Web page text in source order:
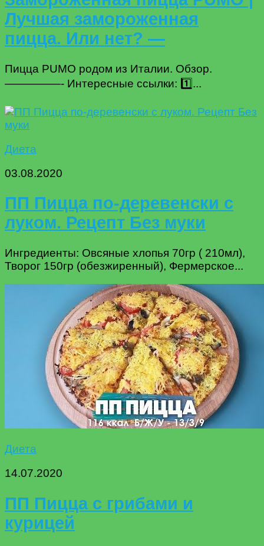
Лучшая замороженная
пицца. Или нет? —
Пицца PUMO родом из Италии. Обзор.
—————- Интересные ссылки: 1️⃣...
Диета
03.08.2020
ПП Пицца по-деревенски с
луком. Рецепт Без муки
Ингредиенты: Овсяные хлопья 70гр ( 210мл),
Творог 150гр (обезжиренный), Фермерское...
Диета
14.07.2020
ПП Пицца с грибами и
курицей